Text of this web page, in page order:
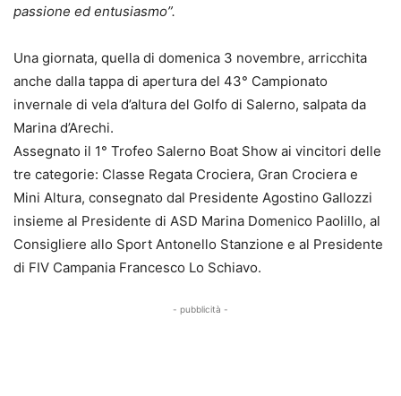
passione ed entusiasmo”.
Una giornata, quella di domenica 3 novembre, arricchita
anche dalla tappa di apertura del 43° Campionato
invernale di vela d’altura del Golfo di Salerno, salpata da
Marina d’Arechi.
Assegnato il 1° Trofeo Salerno Boat Show ai vincitori delle
tre categorie: Classe Regata Crociera, Gran Crociera e
Mini Altura, consegnato dal Presidente Agostino Gallozzi
insieme al Presidente di ASD Marina Domenico Paolillo, al
Consigliere allo Sport Antonello Stanzione e al Presidente
di FIV Campania Francesco Lo Schiavo.
- pubblicità -